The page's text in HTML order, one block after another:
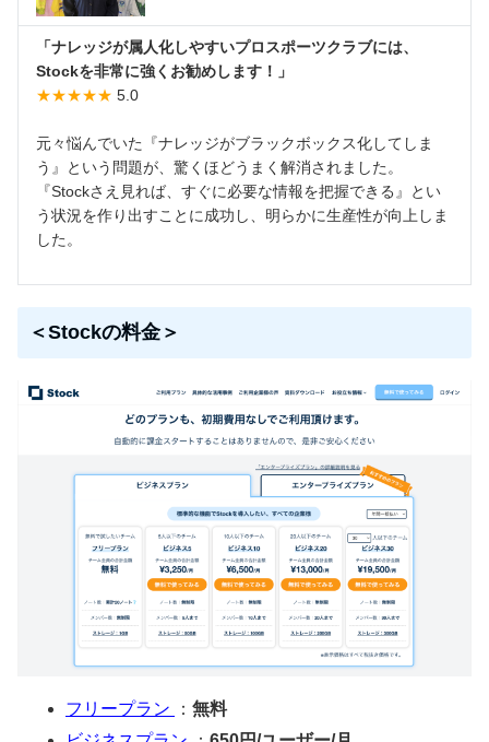
「ナレッジが属人化しやすいプロスポーツクラブには、
Stockを非常に強くお勧めします！」
★★★★★ 5.0
元々悩んでいた『ナレッジがブラックボックス化してしま
う』という問題が、驚くほどうまく解消されました。
『Stockさえ見れば、すぐに必要な情報を把握できる』とい
う状況を作り出すことに成功し、明らかに生産性が向上しま
した。
＜Stockの料金＞
フリープラン ： 無料